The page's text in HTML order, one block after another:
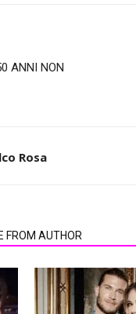
ANNI NON
Rosa
FROM AUTHOR